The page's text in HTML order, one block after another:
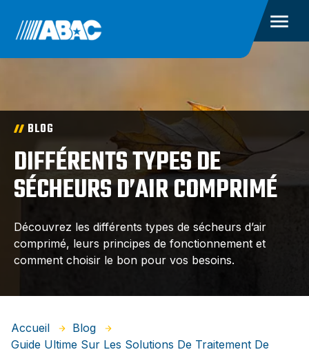
BLOG
DIFFÉRENTS TYPES DE
SÉCHEURS D’AIR COMPRIMÉ
Découvrez les différents types de sécheurs d’air
comprimé, leurs principes de fonctionnement et
comment choisir le bon pour vos besoins.
Accueil
Blog
Guide Ultime Sur Les Solutions De Traitement De